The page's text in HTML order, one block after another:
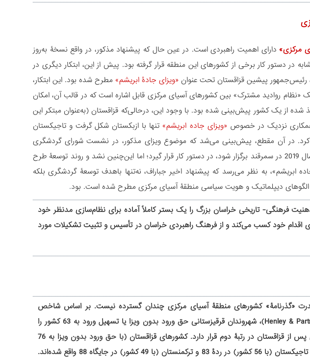
مرکزی»دارای اهمیت راهبردی است. در عین ‌حال که پیشنهاد مذکور، در واقع نسخۀ به‌روز
دستور کار برخی از کشورهای این منطقه قرار گرفته بود. پیش ‌از این، ابتکار دیگری در
«ویزای جادۀ ابریشم»مطرح شده بود. این ابتکار،
روادید مشترک» بین کشورهای آسیای مرکزی قابل اشاره است که در قالب آن، امکان
شده از یک کشور پیش‌بینی‌ شده بود. با وجود این، درحالی‌که قزاقستان (به‌عنوان مبتکر این
همکاری نزدیک در خصوص«ویزای جاده ابریشم»تنها با ازبکستان شکل گرفت و تاجیکستان
کرد. در آن مقطع، پیش‌بینی می‌شد که موضوع ویزای مذکور، در نشست شورای گردشگری
کشورهای مستقل مشترک‌المنافع (CIS) که قرار بود در سال 2019 در سمرقند برگزار شود، در دستور کار قرار گیرد؛ اما این‌چنین نشد و روند توسعۀ طرح
ابریشم»، به نظر می‌رسد که پیشنهاد اخیر جباراف، نه‌تنها باهدف توسعۀ گردشگری بلکه
دیپلماتیک و هویت سیاسی منطقۀ آسیای مرکزی مطرح شده است. بود.
فرهنگی- تاریخی خراسان بزرگ را یک بستر کاملاً آماده برای نظام‏‌سازی مدنظر خود
اقدام خود کسب می‏‌کند و از فرهنگ راهبردی خراسان‏ در تأسیس و تثبیت تشکیلات مورد
«گذرنامۀ» کشورهای منطقۀ آسیای مرکزی چندان گسترده نیست. بر اساس شاخص
گذرنامۀ «هنلی و شرکا» برای سال 2025 (Henley & Partners, 2025)، شهروندان قرقیزستانی حق ورود بدون ویزا یا تسهیل ورود به 63 کشور را
دارند. این کشور در رتبۀ 77 جهان و در آسیای مرکزی پس از قزاقستان در رتبۀ دوم قرار دارد. کشورهای قزاقستان (با حق ورود بدون ویزا به 76
کشور) در رتبۀ 64، ازبکستان (با 61 کشور) در رتبۀ 78، تاجیکستان (با 56 کشور) در ردۀ 83 و ترکمنستان (با 49 کشور) در جایگاه 88 واقع شده‌اند.